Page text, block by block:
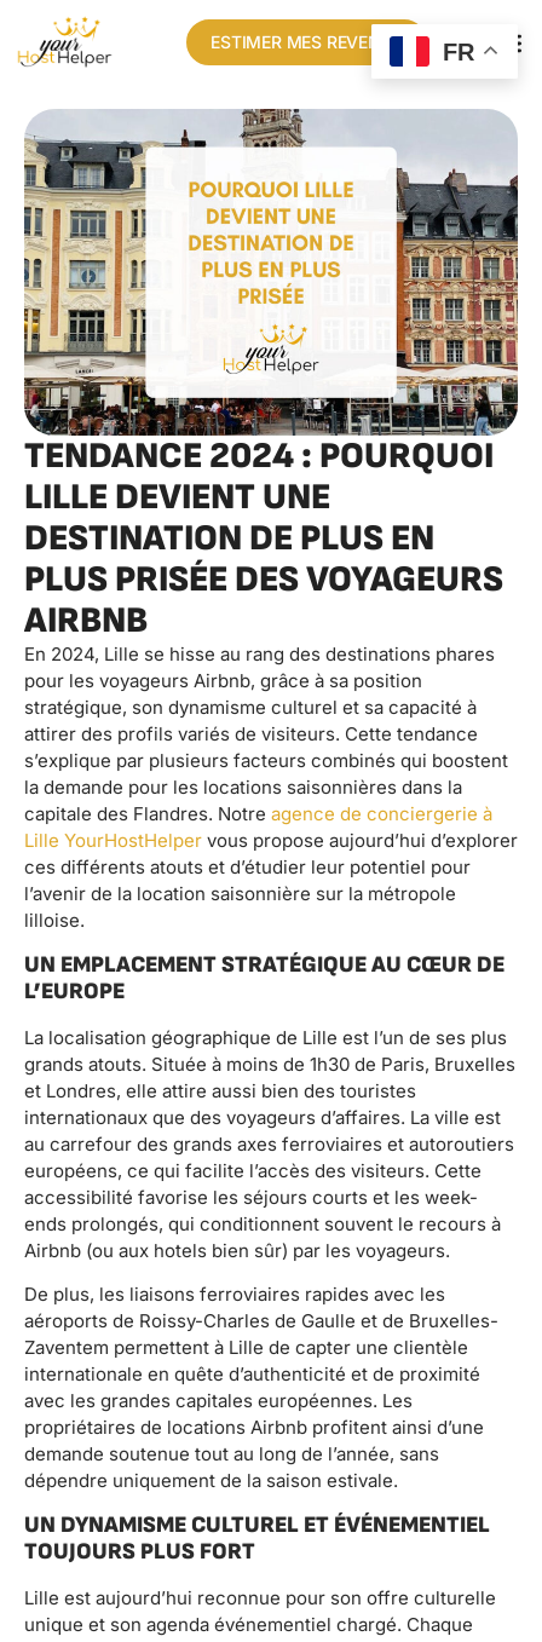
ESTIMER MES REVENUS
TENDANCE 2024 : POURQUOI
LILLE DEVIENT UNE
DESTINATION DE PLUS EN
PLUS PRISÉE DES VOYAGEURS
AIRBNB
En 2024, Lille se hisse au rang des destinations phares
pour les voyageurs Airbnb, grâce à sa position
stratégique, son dynamisme culturel et sa capacité à
attirer des profils variés de visiteurs. Cette tendance
s’explique par plusieurs facteurs combinés qui boostent
la demande pour les locations saisonnières dans la
capitale des Flandres. Notre agence de conciergerie à
Lille YourHostHelper vous propose aujourd’hui d’explorer
ces différents atouts et d’étudier leur potentiel pour
l’avenir de la location saisonnière sur la métropole
lilloise.
UN EMPLACEMENT STRATÉGIQUE AU CŒUR DE
L’EUROPE
La localisation géographique de Lille est l’un de ses plus
grands atouts. Située à moins de 1h30 de Paris, Bruxelles
et Londres, elle attire aussi bien des touristes
internationaux que des voyageurs d’affaires. La ville est
au carrefour des grands axes ferroviaires et autoroutiers
européens, ce qui facilite l’accès des visiteurs. Cette
accessibilité favorise les séjours courts et les week-
ends prolongés, qui conditionnent souvent le recours à
Airbnb (ou aux hotels bien sûr) par les voyageurs.
De plus, les liaisons ferroviaires rapides avec les
aéroports de Roissy-Charles de Gaulle et de Bruxelles-
Zaventem permettent à Lille de capter une clientèle
internationale en quête d’authenticité et de proximité
avec les grandes capitales européennes. Les
propriétaires de locations Airbnb profitent ainsi d’une
demande soutenue tout au long de l’année, sans
dépendre uniquement de la saison estivale.
UN DYNAMISME CULTUREL ET ÉVÉNEMENTIEL
TOUJOURS PLUS FORT
Lille est aujourd’hui reconnue pour son offre culturelle
unique et son agenda événementiel chargé. Chaque
FR